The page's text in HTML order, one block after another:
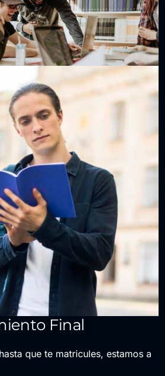
Final
que te matricules, estamos a